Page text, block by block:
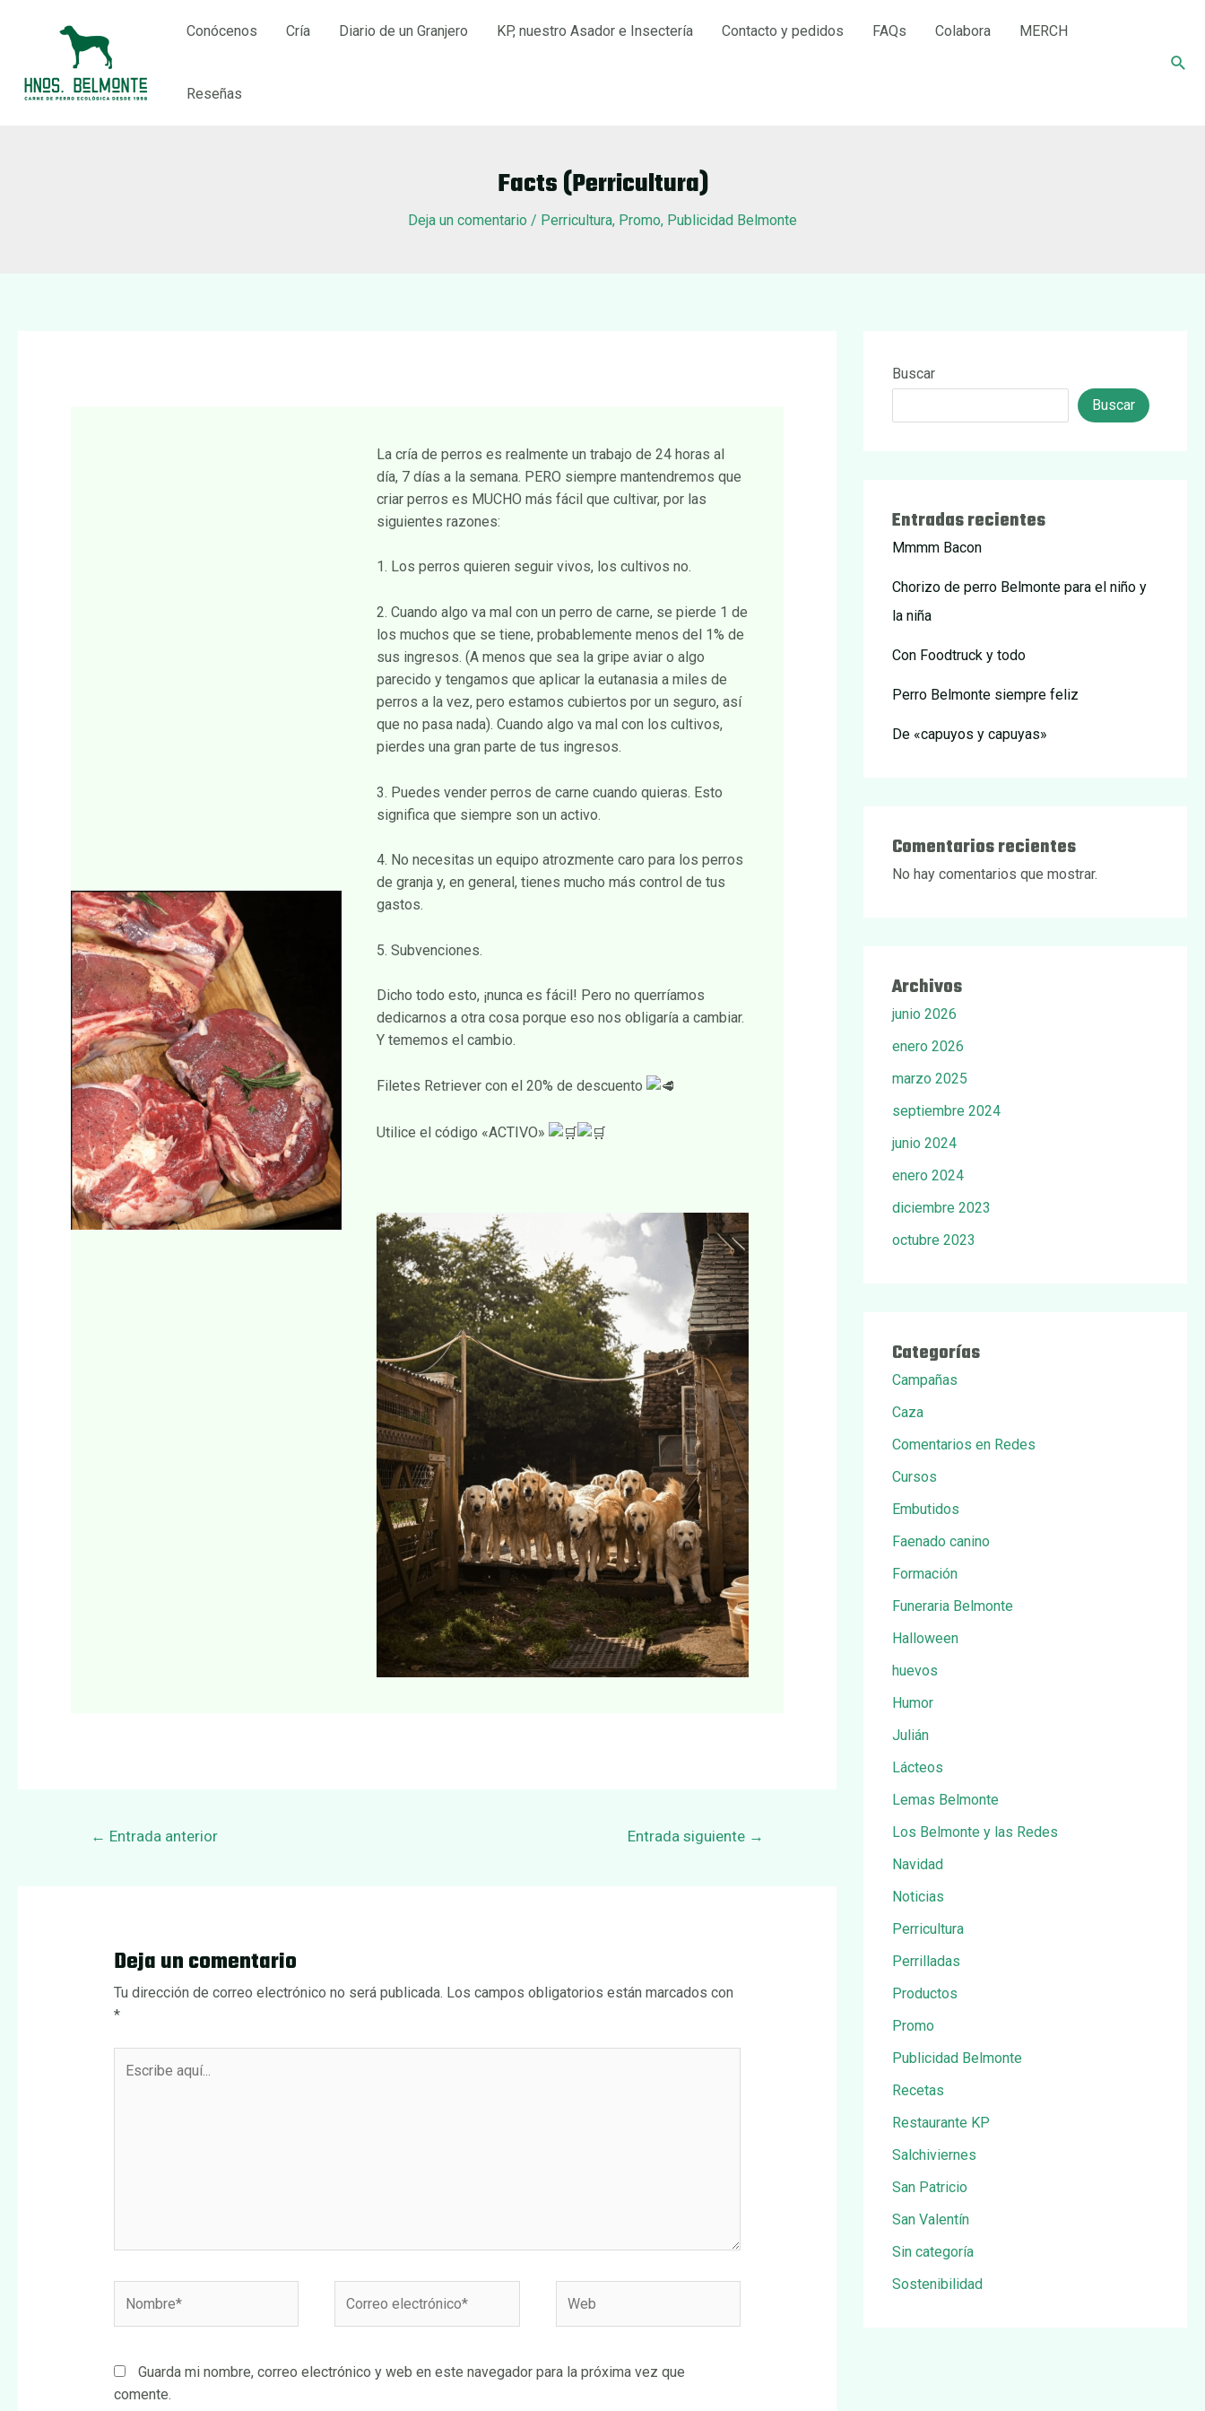
Conócenos Cría Diario de un Granjero KP, nuestro Asador e Insectería Contacto y pedidos FAQs Colabora MERCH
Reseñas
Facts (Perricultura)
Deja un comentario / Perricultura, Promo, Publicidad Belmonte
La cría de perros es realmente un trabajo de 24 horas al
día, 7 días a la semana. PERO siempre mantendremos que
criar perros es MUCHO más fácil que cultivar, por las
siguientes razones:
1. Los perros quieren seguir vivos, los cultivos no.
2. Cuando algo va mal con un perro de carne, se pierde 1 de
los muchos que se tiene, probablemente menos del 1% de
sus ingresos. (A menos que sea la gripe aviar o algo
parecido y tengamos que aplicar la eutanasia a miles de
perros a la vez, pero estamos cubiertos por un seguro, así
que no pasa nada). Cuando algo va mal con los cultivos,
pierdes una gran parte de tus ingresos.
3. Puedes vender perros de carne cuando quieras. Esto
significa que siempre son un activo.
4. No necesitas un equipo atrozmente caro para los perros
de granja y, en general, tienes mucho más control de tus
gastos.
5. Subvenciones.
Dicho todo esto, ¡nunca es fácil! Pero no querríamos
dedicarnos a otra cosa porque eso nos obligaría a cambiar.
Y tememos el cambio.
Filetes Retriever con el 20% de descuento
Utilice el código «ACTIVO»
Navegación
← Entrada anterior Entrada siguiente →
Deja un comentario
Tu dirección de correo electrónico no será publicada. Los campos obligatorios están marcados con
*
aquí...
electrónico*
Guarda mi nombre, correo electrónico y web en este navegador para la próxima vez que
comente.
Buscar
Buscar
Entradas recientes
Mmmm Bacon
Chorizo de perro Belmonte para el niño y
la niña
Con Foodtruck y todo
Perro Belmonte siempre feliz
De «capuyos y capuyas»
Comentarios recientes
No hay comentarios que mostrar.
Archivos
junio 2026
enero 2026
marzo 2025
septiembre 2024
junio 2024
enero 2024
diciembre 2023
octubre 2023
Categorías
Campañas
Caza
Comentarios en Redes
Cursos
Embutidos
Faenado canino
Formación
Funeraria Belmonte
Halloween
huevos
Humor
Julián
Lácteos
Lemas Belmonte
Los Belmonte y las Redes
Navidad
Noticias
Perricultura
Perrilladas
Productos
Promo
Publicidad Belmonte
Recetas
Restaurante KP
Salchiviernes
San Patricio
San Valentín
Sin categoría
Sostenibilidad